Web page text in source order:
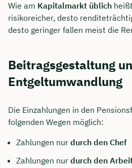
Wie am Kapitalmarkt üblich
risikoreicher, desto
desto geringer fallen meist die
Beitragsgestaltung
Entgeltumwandlung
Die Einzahlungen in den
folgenden Wegen möglich:
Zahlungen nur durch den Chef
Zahlungen nur durch den
Meeting buchen